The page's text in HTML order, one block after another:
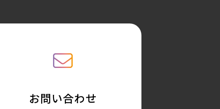
お問い合わせ